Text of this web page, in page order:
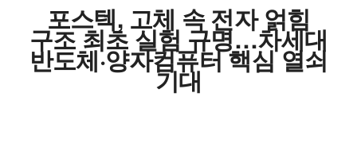
포스텍, 고체 속 전자 얽힘
구조 최초 실험 규명…차세대
반도체·양자컴퓨터 핵심 열쇠
기대